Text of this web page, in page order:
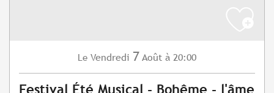
Le Vendredi 7 Août à 20:00
Festival Été Musical - Bohême - l'âme